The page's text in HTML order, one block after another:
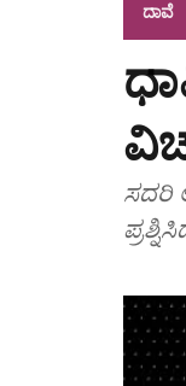
ದಾವೆ
ಸದರಿ